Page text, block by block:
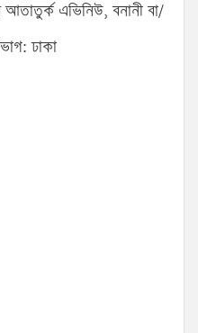
এভিনিউ, বনানী বা/
ঢাকা